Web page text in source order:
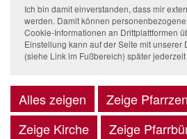
Ich bin damit einverstanden, dass mir
werden. Damit können
Cookie-Informationen an Drittplattformen
Einstellung kann auf der Seite mit unserer
(siehe Link im Fußbereich) später
Alles zeigen
Zeige
Zeige Kirche
Zeige